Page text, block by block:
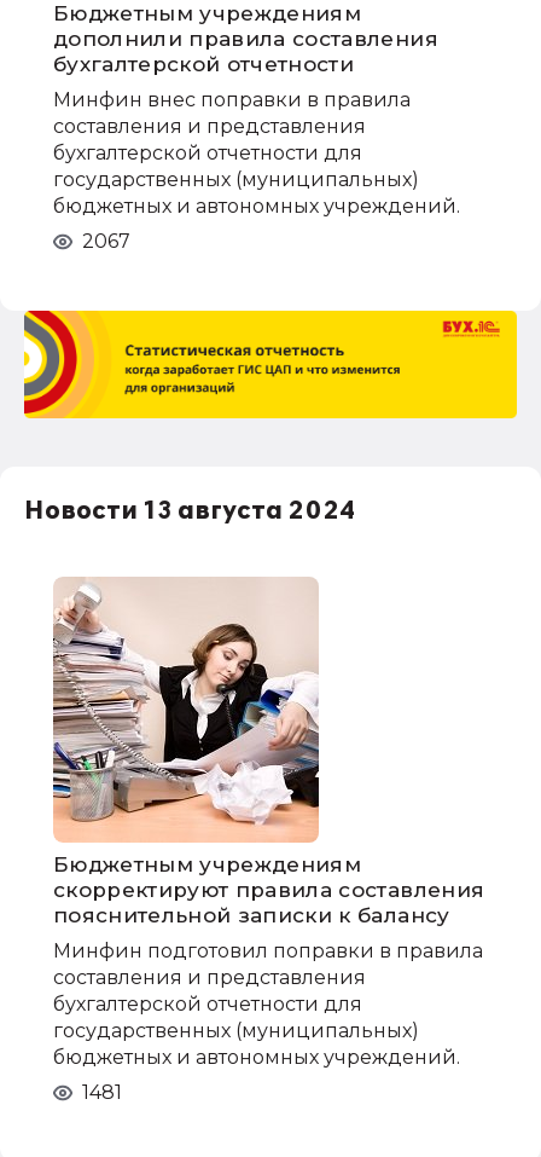
Бюджетным учреждениям
дополнили правила составления
бухгалтерской отчетности
Минфин внес поправки в правила
составления и представления
бухгалтерской отчетности для
государственных (муниципальных)
бюджетных и автономных учреждений.
2067
Новости 13 августа 2024
Бюджетным учреждениям
скорректируют правила составления
пояснительной записки к балансу
Минфин подготовил поправки в правила
составления и представления
бухгалтерской отчетности для
государственных (муниципальных)
бюджетных и автономных учреждений.
1481